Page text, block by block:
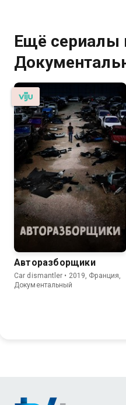
Ещё сериалы
Авторазборщики
Car dismantler • 2019, Франция,
Документальный